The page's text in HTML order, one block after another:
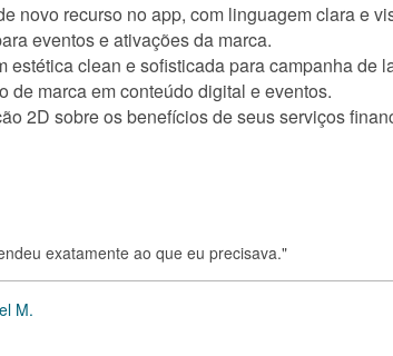
novo recurso no app, com linguagem clara e
eventos e ativações da marca.
estética clean e sofisticada para campanha de
de marca em conteúdo digital e eventos.
2D sobre os benefícios de seus serviços
exatamente ao que eu precisava."
M.